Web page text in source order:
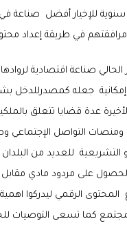
للإخيار أفضل صناعة
مرافقتهم في طريقة إعداد
صناعة اقتصادية
جعله كمصدرللدخل بشكل
عدة قضايا تتعلق
التواصل الإجتماعي
و التشريعية للعديد من
على مردود مادي
الرقمي ليدركوا
كما تسعى التوصيات